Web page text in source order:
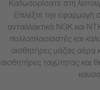
Καλωσορίσατε στη
Επιλέξτε την εφαρμογή
ανταλλακτικά NGK και
πολλαπλασιαστές και
αισθητήρες μάζας αέρα
αισθητήρες ταχύτητας και